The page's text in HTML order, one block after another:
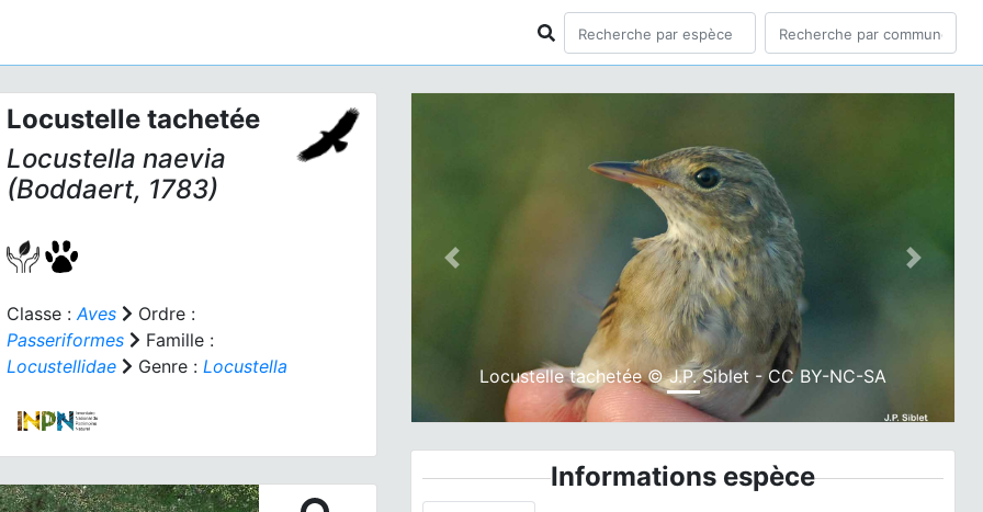
Locustelle tachetée
Locustella naevia
(Boddaert, 1783)
Classe :Aves
Ordre :
Passeriformes
Famille :
Locustellidae
Genre : Locustella Locustelle tachetée © J.P. Siblet - CC BY-NC-SA
Previous Next
Informations espèce